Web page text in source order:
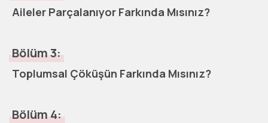
Aileler Parçalanıyor Farkında Mısınız?
Bölüm 3:
Toplumsal Çöküşün Farkında Mısınız?
Bölüm 4: